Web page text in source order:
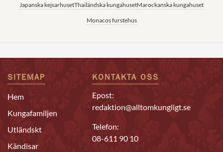
Japanska kejsarhusetThailändska kungahusetMarockanska kungahuset
Monacos furstehus
SITEMAP
Hem
Kungafamiljen
Utländskt
Kändisar
KONTAKTA OSS
Epost:
redaktion@alltomkungligt.se
Telefon:
08-611 90 10